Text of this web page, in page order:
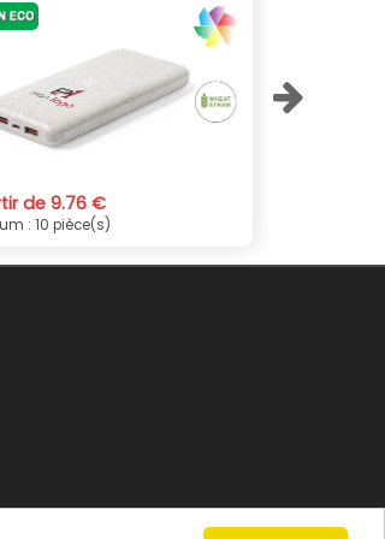
fois que quelqu'un utilise
en avant une marque ou
pour rester connecté, un
efficace de booster votre
en bambou Tulda 5 000
en valorisant la démarche
000 mAh
A partir de 12.22 €
Minimum : 10 pièce(s)